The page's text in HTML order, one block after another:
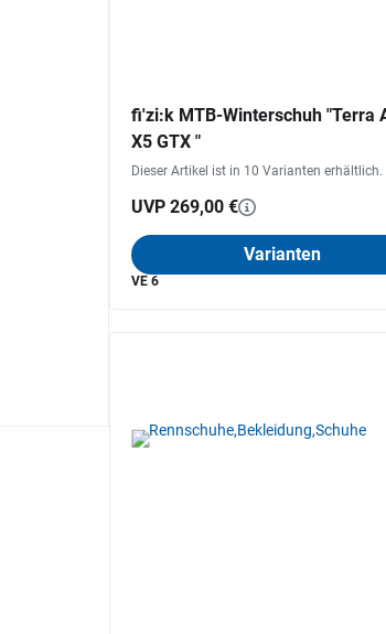
fi'zi:k MTB-Winterschuh "Terra
X5 GTX "
Dieser Artikel ist in 10 Varianten erhältlich.
UVP 269,00 €
Varianten
VE 6